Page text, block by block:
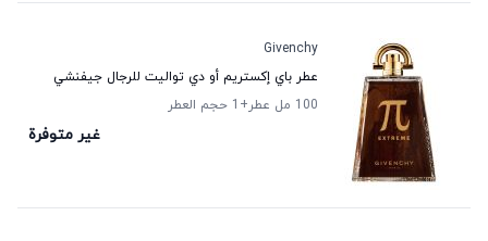
Givenchy
عطر باي إكستريم أو دي تواليت للرجال جيفنشي
100 مل عطر
+1 حجم العطر
غير متوفرة